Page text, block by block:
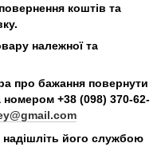
коштів та
належної та
про бажання повернути
+38 (098) 370-62-
надішліть його службою